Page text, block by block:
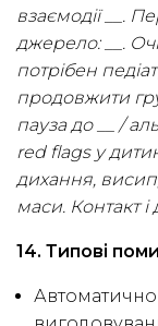
взаємодії __.
джерело: __.
потрібен
продовжити
пауза до __ /
red flags у
дихання,
маси. Контакт і
14. Типові